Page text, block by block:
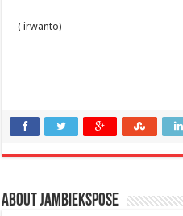
( irwanto)
About jambiekspose